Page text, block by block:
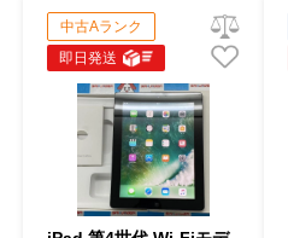
中古Aランク
即日発送